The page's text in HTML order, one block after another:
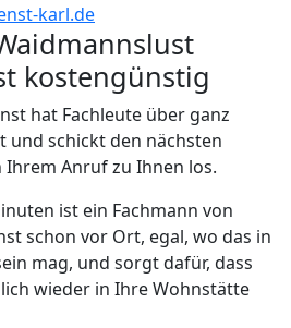
karl.de
kostengünstig
hat Fachleute über ganz
und schickt den nächsten
Anruf zu Ihnen los.
ist ein Fachmann von
schon vor Ort, egal, wo das in
mag, und sorgt dafür, dass
wieder in Ihre Wohnstätte